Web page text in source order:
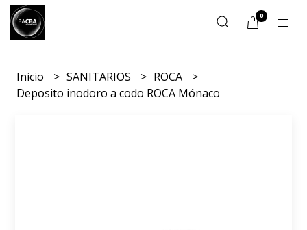
0
Inicio SANITARIOS
ROCA
Deposito inodoro a codo ROCA Mónaco